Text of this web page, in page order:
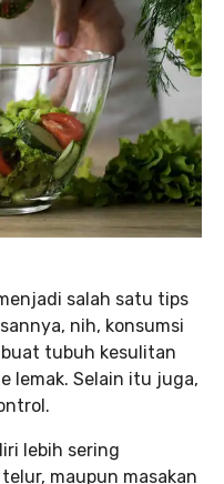
salah satu tips
nih, konsumsi
tubuh kesulitan
lemak. Selain itu juga,
lebih sering
maupun masakan